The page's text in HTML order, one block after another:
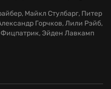
Майкл Стулбарг, Питер
Горчков, Лили Рэйб,
Эйден Лавкамп